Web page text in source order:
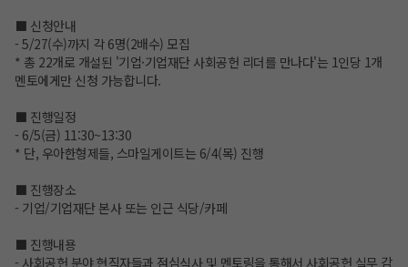
⬛ 신청안내
- 5/27(수)까지 각 6명(2배수) 모집
* 총 22개로 개설된 '기업·기업재단 사회공헌 리더를 만나다'는 1인당 1개
멘토에게만 신청 가능합니다.
⬛ 진행일정
- 6/5(금) 11:30~13:30
* 단, 우아한형제들, 스마일게이트는 6/4(목) 진행
⬛ 진행장소
- 기업/기업재단 본사 또는 인근 식당/카페
⬛ 진행내용
- 사회공헌 분야 현직자들과 점심식사 및 멘토링을 통해서 사회공헌 실무 감